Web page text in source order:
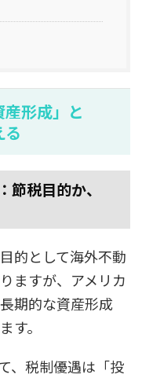
形成」と
る
節税目的か、
的として海外不動
ますが、アメリカ
期的な資産形成
す。
、税制優遇は「投